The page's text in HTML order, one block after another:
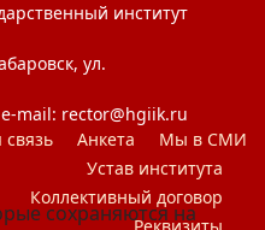
институт
ул.
mail: rector@hgiik.ru
Анкета
Мы в СМИ
Устав института
Коллективный договор
сохраняются на